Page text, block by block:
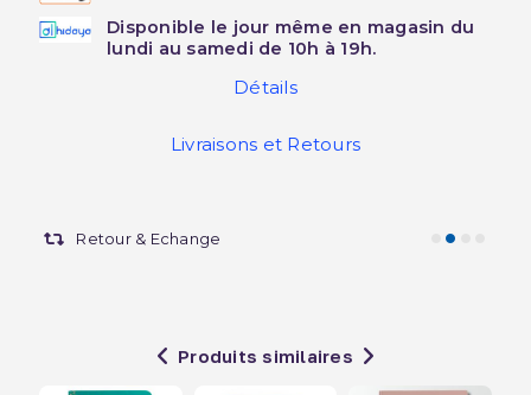
Disponible le jour même en magasin du
lundi au samedi de 10h à 19h.
Détails
Livraisons et Retours
Retour & Echange
Produits similaires